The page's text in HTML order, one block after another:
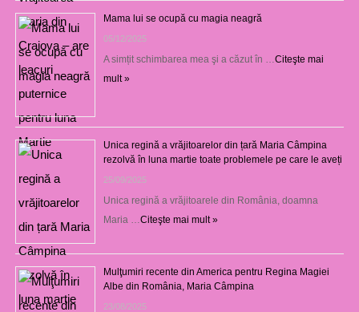
Mama lui se ocupă cu magia neagră
05/12/2025
A simțit schimbarea mea şi a căzut în … Citeşte mai
mult »
Unica regină a vrăjitoarelor din țară Maria Câmpina
rezolvă în luna martie toate problemele pe care le aveți
25/09/2025
Unica regină a vrăjitoarele din România, doamna
Maria … Citeşte mai mult »
Mulţumiri recente din America pentru Regina Magiei
Albe din România, Maria Câmpina
23/08/2025